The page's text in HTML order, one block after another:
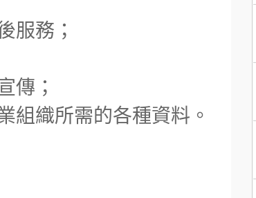
服務；
傳；
組織所需的各種資料。